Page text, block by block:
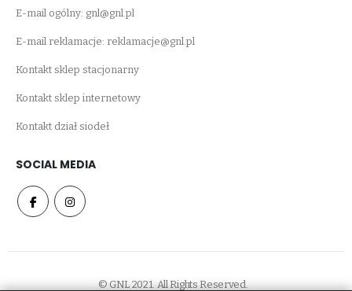
E-mail ogólny: gnl@gnl.pl
E-mail reklamacje: reklamacje@gnl.pl
Kontakt sklep stacjonarny
Kontakt sklep internetowy
Kontakt dział siodeł
SOCIAL MEDIA
© GNL 2021. All Rights Reserved.